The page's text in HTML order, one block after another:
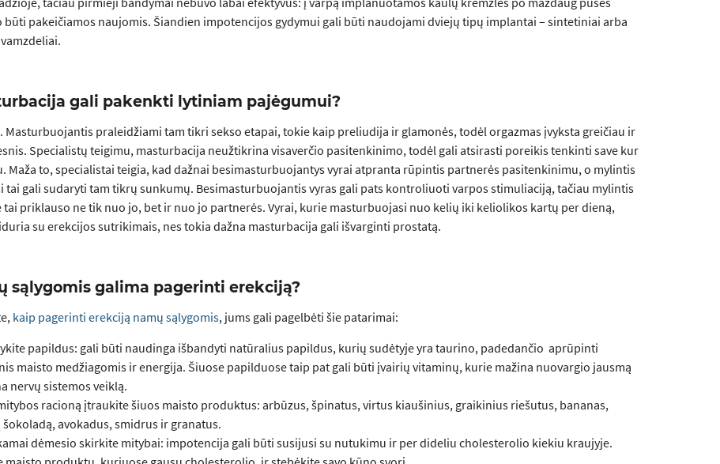
būti pakeičiamos naujomis. Šiandien impotencijos gydymui gali būti naudojami dviejų tipų implantai – sintetiniai arba
gali pakenkti lytiniam pajėgumui?
Masturbuojantis praleidžiami tam tikri sekso etapai, tokie kaip preliudija ir glamonės, todėl orgazmas įvyksta greičiau ir
Specialistų teigimu, masturbacija neužtikrina visaverčio pasitenkinimo, todėl gali atsirasti poreikis tenkinti save kur
Maža to, specialistai teigia, kad dažnai besimasturbuojantys vyrai atpranta rūpintis partnerės pasitenkinimu, o mylintis
tai gali sudaryti tam tikrų sunkumų. Besimasturbuojantis vyras gali pats kontroliuoti varpos stimuliaciją, tačiau mylintis
tai priklauso ne tik nuo jo, bet ir nuo jo partnerės. Vyrai, kurie masturbuojasi nuo kelių iki keliolikos kartų per dieną,
su erekcijos sutrikimais, nes tokia dažna masturbacija gali išvarginti prostatą.
sąlygomis galima pagerinti erekciją?
kaip pagerinti erekciją namų sąlygomis, jums gali pagelbėti šie patarimai:
papildus: gali būti naudinga išbandyti natūralius papildus, kurių sudėtyje yra taurino, padedančio aprūpinti
maisto medžiagomis ir energija. Šiuose papilduose taip pat gali būti įvairių vitaminų, kurie mažina nuovargio jausmą
nervų sistemos veiklą.
racioną įtraukite šiuos maisto produktus: arbūzus, špinatus, virtus kiaušinius, graikinius riešutus, bananas,
avokadus, smidrus ir granatus.
dėmesio skirkite mitybai: impotencija gali būti susijusi su nutukimu ir per dideliu cholesterolio kiekiu kraujyje.